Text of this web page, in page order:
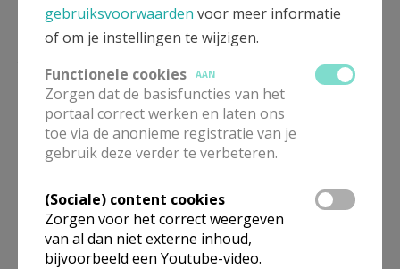
Lees meer
gebruiksvoorwaarden voor meer informatie
of om je instellingen te wijzigen.
Functionele cookies
AAN
Zorgen dat de basisfuncties van het
portaal correct werken en laten ons
toe via de anonieme registratie van je
gebruik deze verder te verbeteren.
(Sociale) content cookies
Zorgen voor het correct weergeven
van al dan niet externe inhoud,
bijvoorbeeld een Youtube-video.